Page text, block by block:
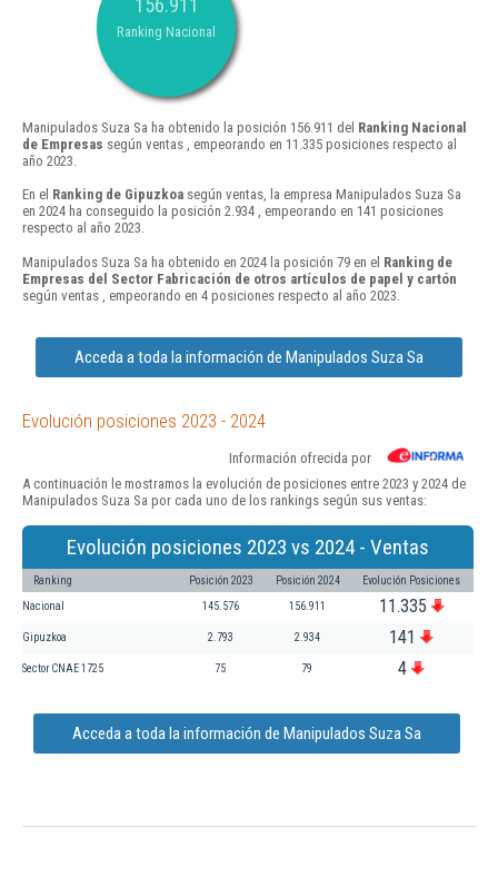
156.911
Ranking Nacional
Manipulados Suza Sa ha obtenido la posición 156.911 del Ranking Nacional
de Empresas según ventas , empeorando en 11.335 posiciones respecto al
año 2023.
En el Ranking de Gipuzkoa según ventas, la empresa Manipulados Suza Sa
en 2024 ha conseguido la posición 2.934 , empeorando en 141 posiciones
respecto al año 2023.
Manipulados Suza Sa ha obtenido en 2024 la posición 79 en el Ranking de
Empresas del Sector Fabricación de otros artículos de papel y cartón
según ventas , empeorando en 4 posiciones respecto al año 2023.
Acceda a toda la información de Manipulados Suza Sa
Evolución posiciones 2023 - 2024
Información ofrecida por
A continuación le mostramos la evolución de posiciones entre 2023 y 2024 de
Manipulados Suza Sa por cada uno de los rankings según sus ventas:
Evolución posiciones 2023 vs 2024 - Ventas
Ranking Posición 2023 Posición 2024 Evolución Posiciones
Nacional 145.576 156.911 11.335
Gipuzkoa 2.793 2.934 141
Sector CNAE 1725 75 79 4
Acceda a toda la información de Manipulados Suza Sa